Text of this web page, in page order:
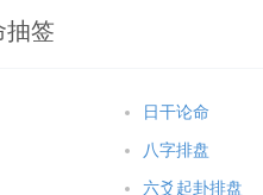
抽签
日干论命
八字排盘
六爻起卦排盘